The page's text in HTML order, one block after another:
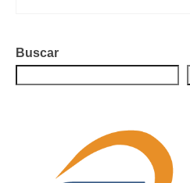
Buscar